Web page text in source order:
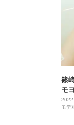
篠
モ
な
モデ